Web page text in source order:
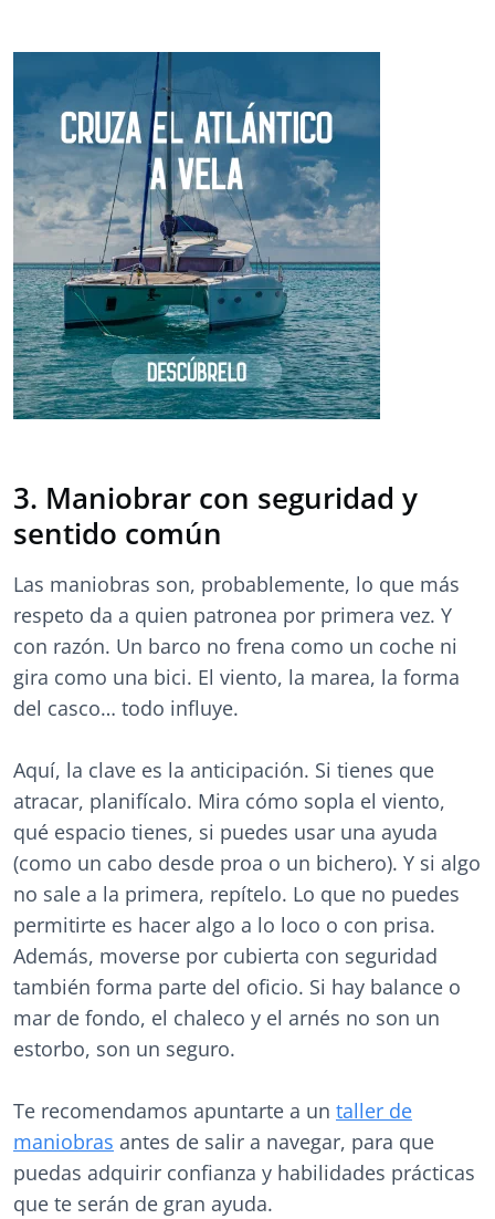
3. Maniobrar con seguridad y
sentido común
Las maniobras son, probablemente, lo que más
respeto da a quien patronea por primera vez. Y
con razón. Un barco no frena como un coche ni
gira como una bici. El viento, la marea, la forma
del casco… todo influye.
Aquí, la clave es la anticipación. Si tienes que
atracar, planifícalo. Mira cómo sopla el viento,
qué espacio tienes, si puedes usar una ayuda
(como un cabo desde proa o un bichero). Y si algo
no sale a la primera, repítelo. Lo que no puedes
permitirte es hacer algo a lo loco o con prisa.
Además, moverse por cubierta con seguridad
también forma parte del oficio. Si hay balance o
mar de fondo, el chaleco y el arnés no son un
estorbo, son un seguro.
Te recomendamos apuntarte a un taller de
maniobras antes de salir a navegar, para que
puedas adquirir confianza y habilidades prácticas
que te serán de gran ayuda.